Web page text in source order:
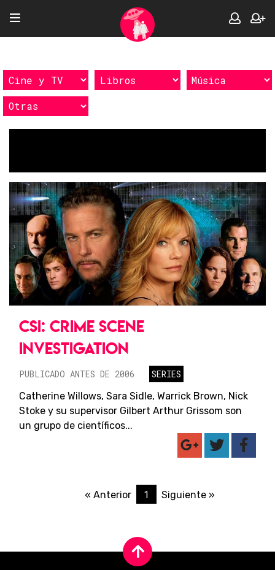
CSI: CRIME SCENE
INVESTIGATION
PUBLICADO ANTES DE 2006
SERIES
Catherine Willows, Sara Sidle, Warrick Brown, Nick
Stoke y su supervisor Gilbert Arthur Grissom son
un grupo de científicos...
« Anterior 1 Siguiente »